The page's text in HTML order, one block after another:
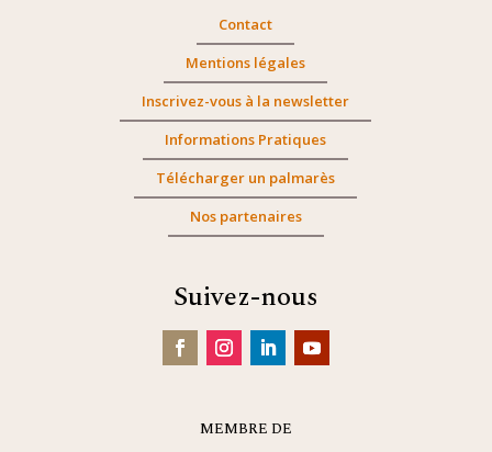
Contact
Mentions légales
Inscrivez-vous à la newsletter
Informations Pratiques
Télécharger un palmarès
Nos partenaires
Suivez-nous
MEMBRE DE